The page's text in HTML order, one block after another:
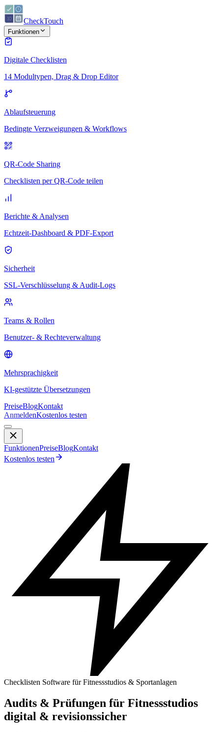
CheckTouch
Funktionen
Digitale Checklisten
14 Modultypen, Drag & Drop Editor
Ablaufsteuerung
Bedingte Verzweigungen & Workflows
QR-Code Sharing
Checklisten per QR-Code teilen
Berichte & Analysen
Echtzeit-Dashboard & PDF-Export
Sicherheit
SSL-Verschlüsselung & Audit-Logs
Teams & Rollen
Benutzer- & Rechteverwaltung
Mehrsprachigkeit
KI-gestützte Übersetzungen
PreiseBlogKontakt
AnmeldenKostenlos testen
FunktionenPreiseBlogKontakt
Kostenlos testen
Checklisten Software für Fitnessstudios & Sportanlagen
Audits & Prüfungen für Fitnessstudios
digital & revisionssicher